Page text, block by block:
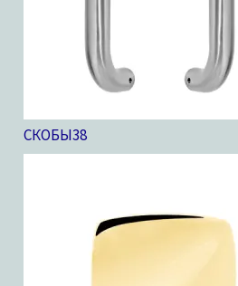
СКОБЫ38